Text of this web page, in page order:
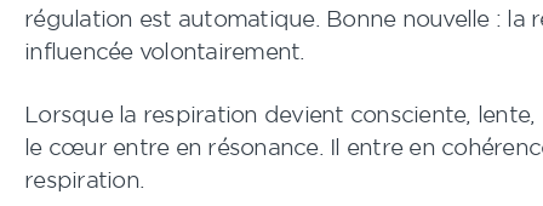
régulation est automatique. Bonne nouvelle : la
influencée volontairement.
Lorsque la respiration devient consciente,
le cœur entre en résonance. Il entre en
respiration.